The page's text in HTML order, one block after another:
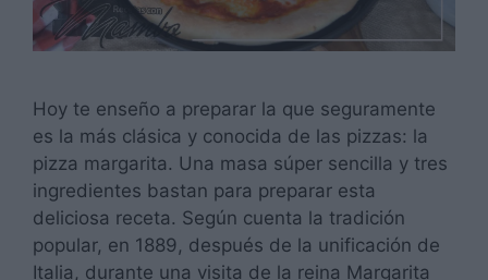
Hoy te enseño a preparar la que seguramente
es la más clásica y conocida de las pizzas: la
pizza margarita. Una masa súper sencilla y tres
ingredientes bastan para preparar esta
deliciosa receta. Según cuenta la tradición
popular, en 1889, después de la unificación de
Italia, durante una visita de la reina Margarita